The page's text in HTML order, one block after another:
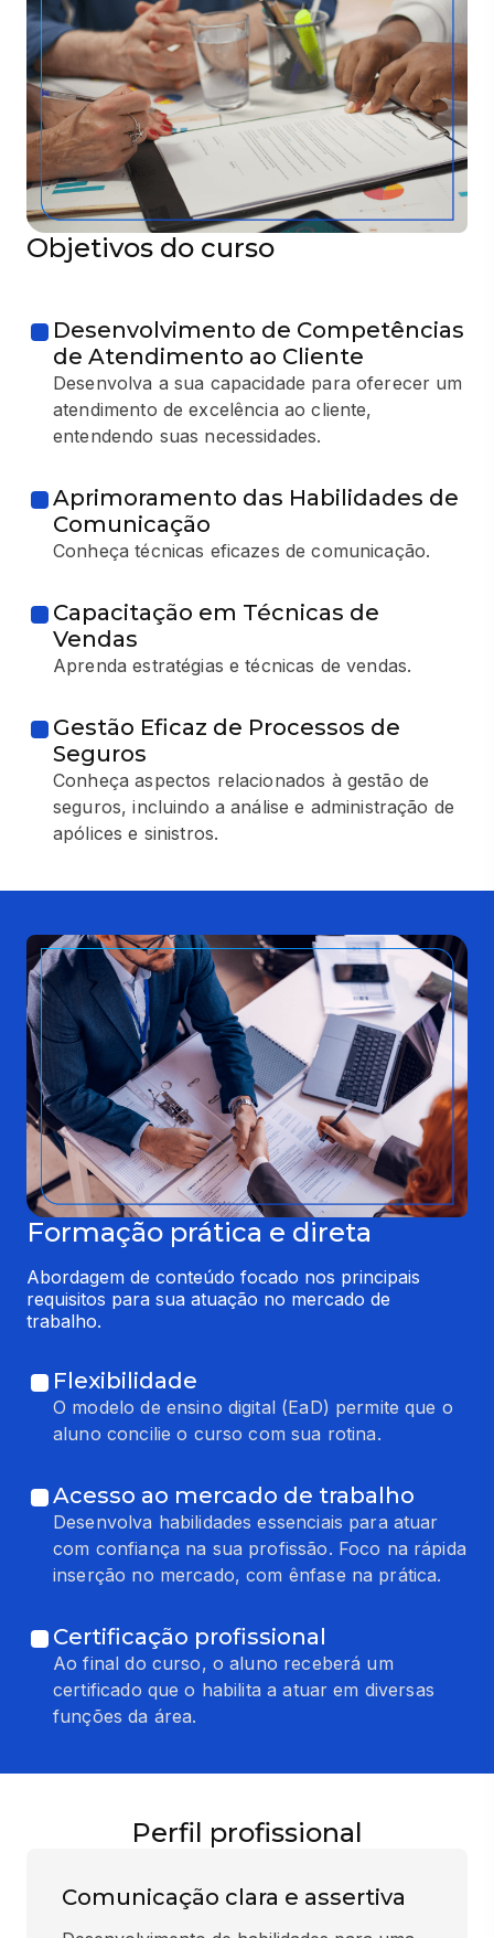
Objetivos do curso
Desenvolvimento de Competências
de Atendimento ao Cliente
Desenvolva a sua capacidade para oferecer um
atendimento de excelência ao cliente,
entendendo suas necessidades.
Aprimoramento das Habilidades de
Comunicação
Conheça técnicas eficazes de comunicação.
Capacitação em Técnicas de
Vendas
Aprenda estratégias e técnicas de vendas.
Gestão Eficaz de Processos de
Seguros
Conheça aspectos relacionados à gestão de
seguros, incluindo a análise e administração de
apólices e sinistros.
Formação prática e direta
Abordagem de conteúdo focado nos principais
requisitos para sua atuação no mercado de
trabalho.
Flexibilidade
O modelo de ensino digital (EaD) permite que o
aluno concilie o curso com sua rotina.
Acesso ao mercado de trabalho
Desenvolva habilidades essenciais para atuar
com confiança na sua profissão. Foco na rápida
inserção no mercado, com ênfase na prática.
Certificação profissional
Ao final do curso, o aluno receberá um
certificado que o habilita a atuar em diversas
funções da área.
Perfil profissional
Comunicação clara e assertiva